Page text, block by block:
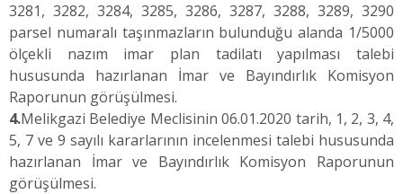
3281, 3282, 3284, 3285, 3286, 3287, 3288, 3289, 3290
parsel numaralı taşınmazların bulunduğu alanda 1/5000
ölçekli nazım imar plan tadilatı yapılması talebi
hususunda hazırlanan İmar ve Bayındırlık Komisyon
Raporunun görüşülmesi.
4.Melikgazi Belediye Meclisinin 06.01.2020 tarih, 1, 2, 3, 4,
5, 7 ve 9 sayılı kararlarının incelenmesi talebi hususunda
hazırlanan İmar ve Bayındırlık Komisyon Raporunun
görüşülmesi.